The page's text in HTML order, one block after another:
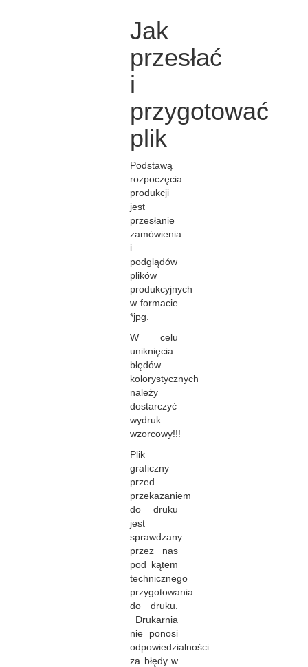
Jak
przesłać
i
przygotować
plik
Podstawą
rozpoczęcia
produkcji
jest
przesłanie
zamówienia
i
podglądów
plików
produkcyjnych
w formacie
*jpg.
W celu
uniknięcia
błędów
kolorystycznych
należy
dostarczyć
wydruk
wzorcowy!!!
Plik
graficzny
przed
przekazaniem
do druku
jest
sprawdzany
przez nas
pod kątem
technicznego
przygotowania
do druku.
Drukarnia
nie ponosi
odpowiedzialności
za błędy w